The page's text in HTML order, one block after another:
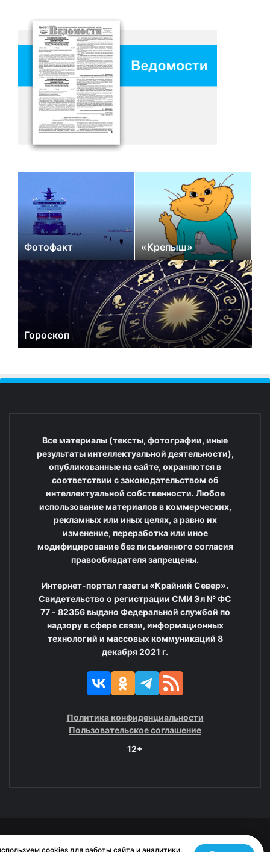
Фотофакт «Крепыш»
Гороскоп
Все материалы (тексты, фотографии, иные
результаты интеллектуальной деятельности),
опубликованные на сайте, охраняются в
соответствии с законодательством об
интеллектуальной собственности. Любое
использование материалов в коммерческих,
рекламных или иных целях, а равно их
изменение, переработка или иное
модифицирование без письменного согласия
правообладателя запрещены.
Интернет-портал газеты «Крайний Север».
Свидетельство о регистрации СМИ Эл № ФС
77 - 82356 выдано Федеральной службой по
надзору в сфере связи, информационных
технологий и массовых коммуникаций 8
декабря 2021 г.
Политика конфиденциальности
Пользовательское соглашение
12+
© 2008—2025 ГАУ ЧАО «Издательство «Крайний Север»
cookies для работы сайта и аналитики.